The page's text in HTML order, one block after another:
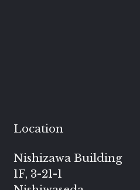
Location
Nishizawa Building
1F, 3-21-1